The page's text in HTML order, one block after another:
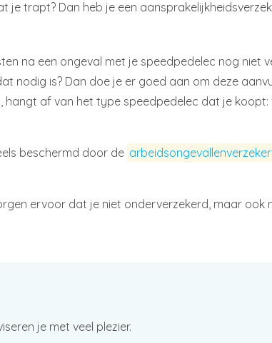
je trapt? Dan heb je een
na een ongeval met je speedpedelec nog niet
nodig is? Dan doe je er goed aan om deze
hangt af van het type speedpedelec dat je
beschermd door de
ervoor dat je niet onderverzekerd, maar ook
je met veel plezier.